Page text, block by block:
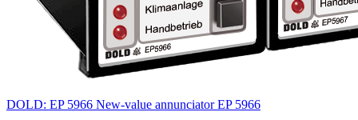
DOLD: EP 5966 New-value annunciator EP 5966